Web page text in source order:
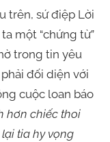
sứ điệp Lời
một “chứng từ”
trong tin yêu
phải đối diện với
cuộc loan báo
hơn chiếc thoi
tia hy vọng